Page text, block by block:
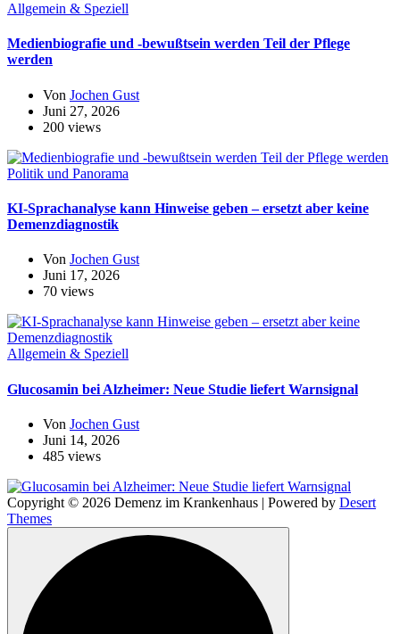
Allgemein & Speziell
Medienbiografie und -bewußtsein werden Teil der Pflege
werden
Von Jochen Gust
Juni 27, 2026
200 views
Politik und Panorama
KI-Sprachanalyse kann Hinweise geben – ersetzt aber keine
Demenzdiagnostik
Von Jochen Gust
Juni 17, 2026
70 views
Allgemein & Speziell
Glucosamin bei Alzheimer: Neue Studie liefert Warnsignal
Von Jochen Gust
Juni 14, 2026
485 views
Copyright © 2026 Demenz im Krankenhaus | Powered by Desert
Themes